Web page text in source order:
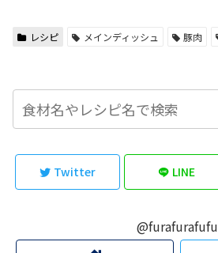
レシピ メインディッシュ 豚肉
Twitter LINE
@furafurafufu